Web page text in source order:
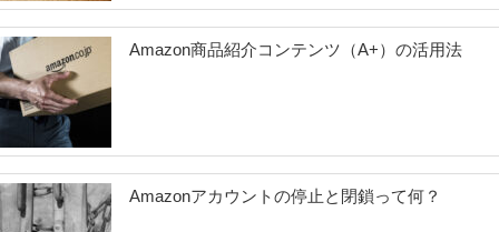
Amazon商品紹介コンテンツ（A+）の活用法
Amazonアカウントの停止と閉鎖って何？